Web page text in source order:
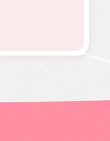
期
短幾個
開朗，